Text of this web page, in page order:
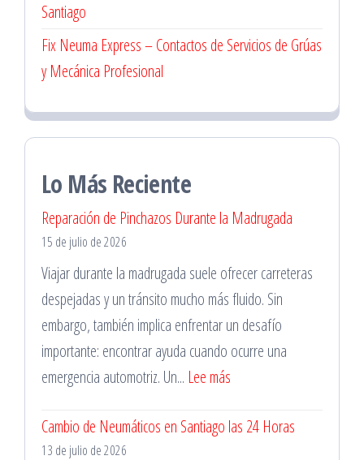
Santiago
Fix Neuma Express – Contactos de Servicios de Grúas
y Mecánica Profesional
Lo Más Reciente
Reparación de Pinchazos Durante la Madrugada
15 de julio de 2026
Viajar durante la madrugada suele ofrecer carreteras
despejadas y un tránsito mucho más fluido. Sin
embargo, también implica enfrentar un desafío
importante: encontrar ayuda cuando ocurre una
emergencia automotriz. Un... Lee más
de
Cambio de Neumáticos en Santiago las 24 Horas
13 de julio de 2026